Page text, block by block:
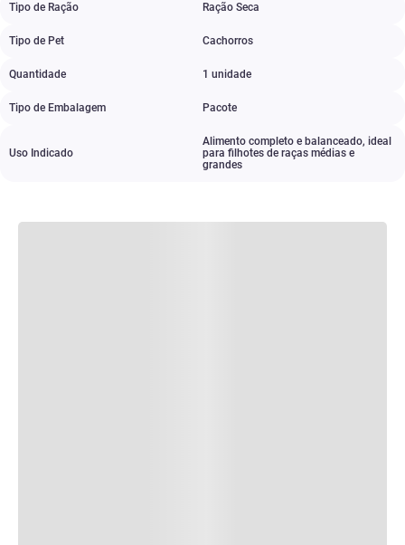
Tipo de Ração Ração Seca
Tipo de Pet Cachorros
Quantidade 1 unidade
Tipo de Embalagem Pacote
Uso Indicado
Alimento completo e balanceado, ideal
para filhotes de raças médias e
grandes